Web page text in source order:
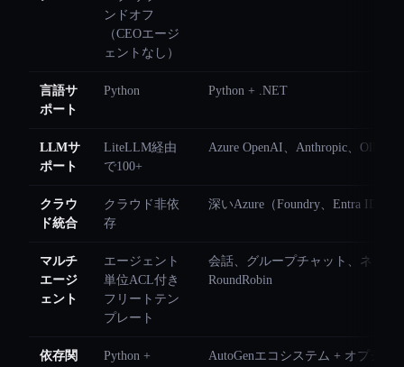
ンドオフ
（CEOエージ
ェントなし）
言語サ
ポート
Python Python + .NET
LLMサ
ポート
LiteLLM経由
で100+
Azure OpenAI、Anthropic、Ollama
クラウ
ド統合
クラウド非依
存
深いAzure（Foundry、Entra ID、
マルチ
エージ
ェント
エージェント
単位ACL付き
フリートテン
プレート
会話、グループチャット、ネスト
RoundRobin
依存関
Python +
AutoGenエコシステム + オプショ